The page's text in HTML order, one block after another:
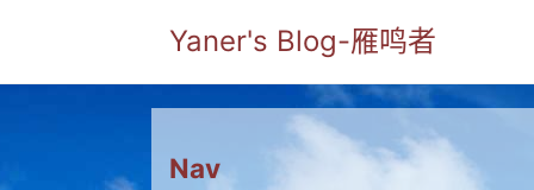
Yaner's Blog-雁鸣者
Nav